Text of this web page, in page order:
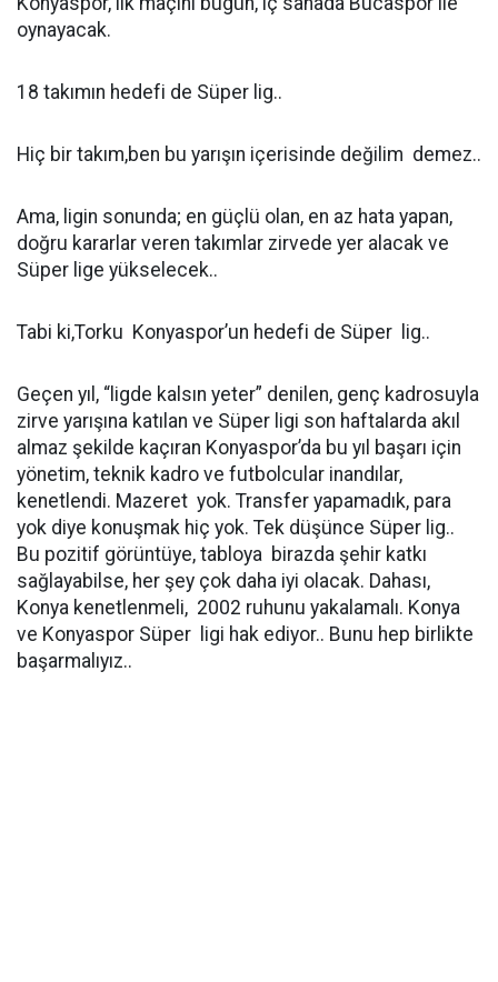
oynayacak.
18 takımın hedefi de Süper lig..
Hiç bir takım,ben bu yarışın içerisinde değilim demez..
Ama, ligin sonunda; en güçlü olan, en az hata yapan,
doğru kararlar veren takımlar zirvede yer alacak ve
Süper lige yükselecek..
Tabi ki,Torku Konyaspor’un hedefi de Süper lig..
Geçen yıl, “ligde kalsın yeter” denilen, genç kadrosuyla
zirve yarışına katılan ve Süper ligi son haftalarda akıl
almaz şekilde kaçıran Konyaspor’da bu yıl başarı için
yönetim, teknik kadro ve futbolcular inandılar,
kenetlendi. Mazeret yok. Transfer yapamadık, para
yok diye konuşmak hiç yok. Tek düşünce Süper lig..
Bu pozitif görüntüye, tabloya birazda şehir katkı
sağlayabilse, her şey çok daha iyi olacak. Dahası,
Konya kenetlenmeli, 2002 ruhunu yakalamalı. Konya
ve Konyaspor Süper ligi hak ediyor.. Bunu hep birlikte
başarmalıyız..